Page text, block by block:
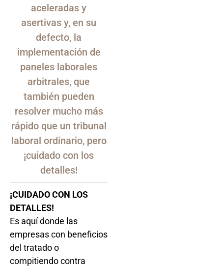
aceleradas y
asertivas y, en su
defecto, la
implementación de
paneles laborales
arbitrales, que
también pueden
resolver mucho más
rápido que un tribunal
laboral ordinario, pero
¡cuidado con los
detalles!
¡CUIDADO CON LOS
DETALLES!
Es aquí donde las
empresas con beneficios
del tratado o
compitiendo contra